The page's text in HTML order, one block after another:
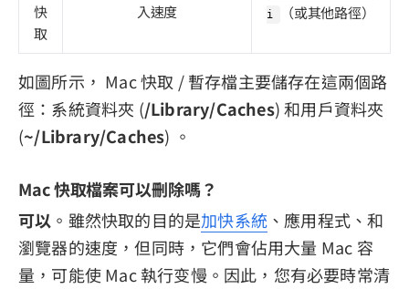
快
取
入速度
i
（或其他路徑）
如圖所示， Mac 快取 / 暫存檔主要儲存在這兩個路
徑：系統資料夾 (/Library/Caches) 和用戶資料夾
(~/Library/Caches) 。
Mac 快取檔案可以刪除嗎？
可以 。雖然快取的目的是加快系統 、應用程式、和
瀏覽器的速度，但同時，它們會佔用大量 Mac 容
量，可能使 Mac 執行变慢。因此，您有必要時常清